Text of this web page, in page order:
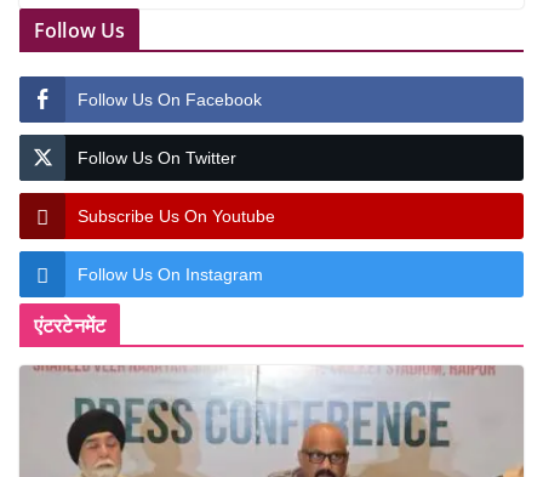
Follow Us
Follow Us On Facebook
Follow Us On Twitter
Subscribe Us On Youtube
Follow Us On Instagram
एंटरटेनमेंट